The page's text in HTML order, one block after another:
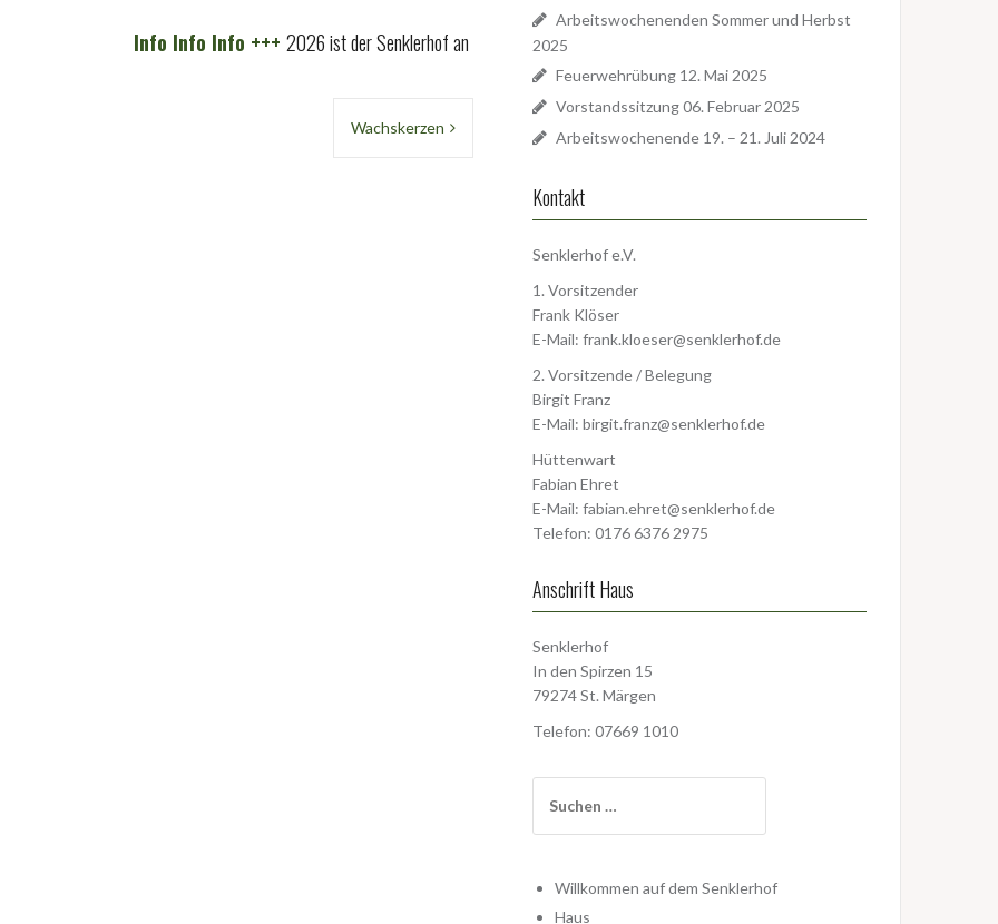
Info Info Info +++2026 ist der Senklerhof an allen Wochenenden belegt außer am 21.-23. August und am 18.-20. Dezember
Wachskerzen
Arbeitswochenenden Sommer und Herbst
2025
Feuerwehrübung 12. Mai 2025
Vorstandssitzung 06. Februar 2025
Arbeitswochenende 19. – 21. Juli 2024
Kontakt
Senklerhof e.V.
1. Vorsitzender
Frank Klöser
E-Mail: frank.kloeser@senklerhof.de
2. Vorsitzende / Belegung
Birgit Franz
E-Mail: birgit.franz@senklerhof.de
Hüttenwart
Fabian Ehret
E-Mail: fabian.ehret@senklerhof.de
Telefon: 0176 6376 2975
Anschrift Haus
Senklerhof
In den Spirzen 15
79274 St. Märgen
Telefon: 07669 1010
nach:
Willkommen auf dem Senklerhof
Haus